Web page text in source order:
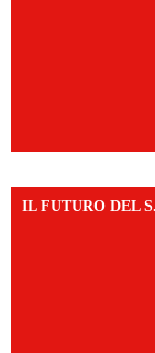
IL FUTURO DEL